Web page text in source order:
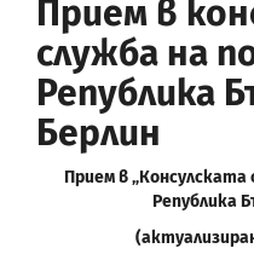
Прием в
служба на
Република
Берлин
Прием в
Република